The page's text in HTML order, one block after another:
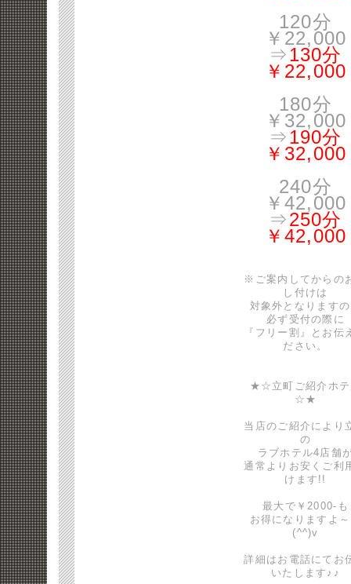
120分
￥22,000
⇒130分
￥22,000
180分
￥32,000
⇒190分
￥32,000
240分
￥42,000
⇒250分
￥42,000
※ご案内してからの
し付けは
対象外となります
必ず受付の際に
『フリー割』とお伝
ださい。
★☆立町ご紹介ホ
☆★
当店のご紹介により
の
ラブホテル4店舗
通常よりお安くご利
けます!!
最大で￥2000-も
お得になりますよ
(^^)v
詳細はお電話にてお
いたします♪♪